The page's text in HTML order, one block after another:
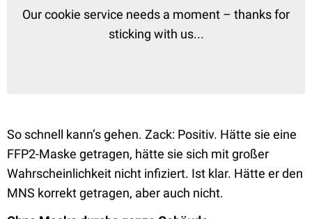
Our cookie service needs a moment – thanks for
sticking with us...
So schnell kann’s gehen. Zack: Positiv. Hätte sie eine
FFP2-Maske getragen, hätte sie sich mit großer
Wahrscheinlichkeit nicht infiziert. Ist klar. Hätte er den
MNS korrekt getragen, aber auch nicht.